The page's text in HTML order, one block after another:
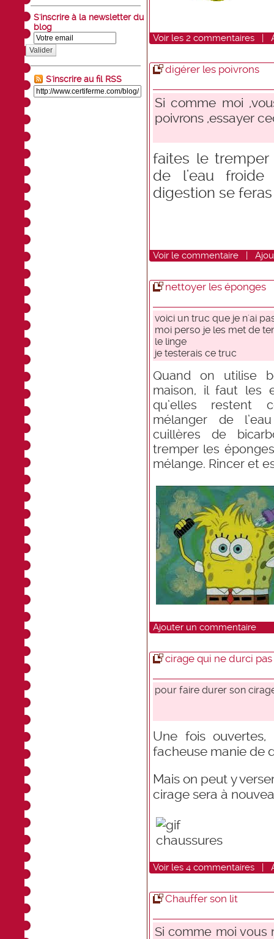
S'inscrire à la newsletter du
blog
Valider
S'inscrire au fil RSS
Voir les 2 commentaires |
digérer les poivrons
Si comme moi
poivrons ,essayer
faites le
de l'eau froide
digestion se
Voir le commentaire |
nettoyer les éponges
voici un truc que je n'ai
moi perso je les met de
le linge
je testerais ce truc
Quand on utilise
maison, il faut les
qu’elles restent
mélanger de
cuillères de
tremper les
mélange. Rincer et
Ajouter un commentaire
cirage qui ne durci pas
pour faire durer son
Une fois
facheuse manie de
Mais on peut y
cirage sera à
Voir les 4 commentaires |
Chauffer son lit
Si comme moi vous